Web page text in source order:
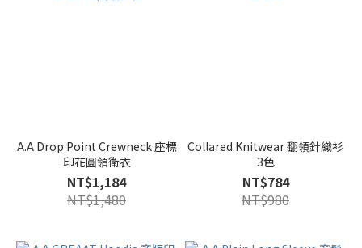
A.A Drop Point Crewneck 座標
印花圓領衛衣
NT$1,184
NT$1,480
Collared Knitwear 翻領針織衫
3色
NT$784
NT$980